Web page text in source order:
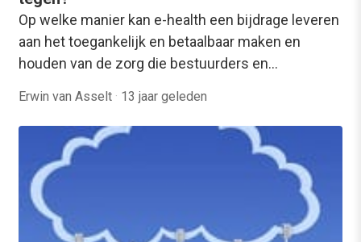
Op welke manier kan e-health een bijdrage leveren
aan het toegankelijk en betaalbaar maken en
houden van de zorg die bestuurders en…
Erwin van Asselt · 13 jaar geleden